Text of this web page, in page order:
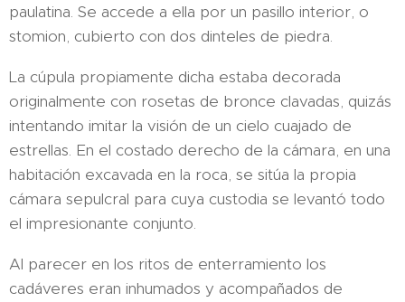
paulatina. Se accede a ella por un pasillo interior, o
stomion, cubierto con dos dinteles de piedra.
La cúpula propiamente dicha estaba decorada
originalmente con rosetas de bronce clavadas, quizás
intentando imitar la visión de un cielo cuajado de
estrellas. En el costado derecho de la cámara, en una
habitación excavada en la roca, se sitúa la propia
cámara sepulcral para cuya custodia se levantó todo
el impresionante conjunto.
Al parecer en los ritos de enterramiento los
cadáveres eran inhumados y acompañados de